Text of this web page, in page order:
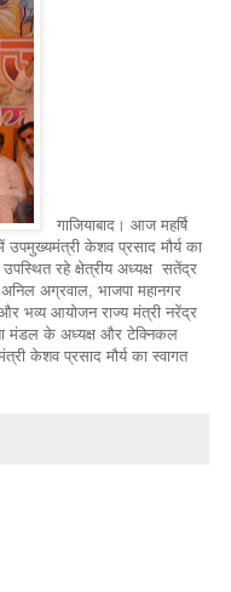
गाजियाबाद। आज महर्षि
केशव प्रसाद मौर्य का
रहे क्षेत्रीय अध्यक्ष सतेंद्र
अग्रवाल, भाजपा महानगर
भव्य आयोजन राज्य मंत्री नरेंद्र
मंडल के अध्यक्ष और टेक्निकल
केशव प्रसाद मौर्य का स्वागत